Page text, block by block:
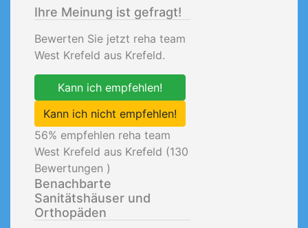
Ihre Meinung ist gefragt!
Bewerten Sie jetzt reha team
West Krefeld aus Krefeld.
Kann ich empfehlen!
Kann ich nicht empfehlen!
56% empfehlen reha team
West Krefeld aus Krefeld (130
Bewertungen )
Benachbarte
Sanitätshäuser und
Orthopäden